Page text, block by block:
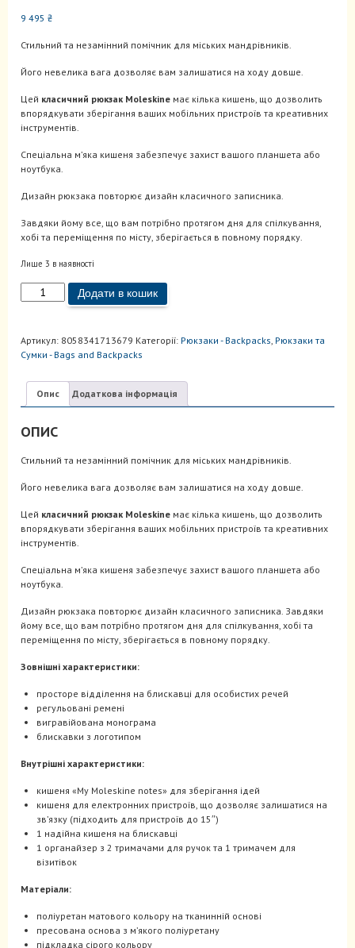
9 495 ₴
Стильний та незамінний помічник для міських мандрівників.
Його невелика вага дозволяє вам залишатися на ходу довше.
Цей класичний рюкзак Moleskine має кілька кишень, що дозволить
впорядкувати зберігання ваших мобільних пристроїв та креативних
інструментів.
Спеціальна м’яка кишеня забезпечує захист вашого планшета або
ноутбука.
Дизайн рюкзака повторює дизайн класичного записника.
Завдяки йому все, що вам потрібно протягом дня для спілкування,
хобі та переміщення по місту, зберігається в повному порядку.
Лише 3 в наявності
Рюкзак
Classic
Додати в кошик
Артикул: 8058341713679 Категорії: Рюкзаки - Backpacks, Рюкзаки та
Cумки - Bags and Backpacks
Опис Додаткова інформація
ОПИС
Стильний та незамінний помічник для міських мандрівників.
Його невелика вага дозволяє вам залишатися на ходу довше.
Цей класичний рюкзак Moleskine має кілька кишень, що дозволить
впорядкувати зберігання ваших мобільних пристроїв та креативних
інструментів.
Спеціальна м’яка кишеня забезпечує захист вашого планшета або
ноутбука.
Дизайн рюкзака повторює дизайн класичного записника. Завдяки
йому все, що вам потрібно протягом дня для спілкування, хобі та
переміщення по місту, зберігається в повному порядку.
Зовнішні характеристики:
просторе відділення на блискавці для особистих речей
регульовані ремені
вигравійована монограма
блискавки з логотипом
Внутрішні характеристики:
кишеня «My Moleskine notes» для зберігання ідей
кишеня для електронних пристроїв, що дозволяє залишатися на
зв’язку (підходить для пристроїв до 15″)
1 надійна кишеня на блискавці
1 органайзер з 2 тримачами для ручок та 1 тримачем для
візитівок
Матеріали:
поліуретан матового кольору на тканинній основі
пресована основа з м’якого поліуретану
підкладка сірого кольору